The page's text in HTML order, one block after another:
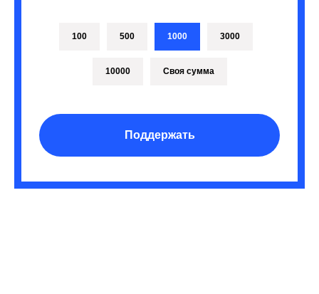
100 500 1000 3000
10000 Своя сумма
Поддержать